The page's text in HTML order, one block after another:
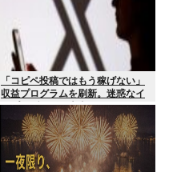
「コピペ投稿ではもう稼げない」
収益プログラムを刷新。迷惑なイ
ンプレゾンビは本当にいなくなる
のか？